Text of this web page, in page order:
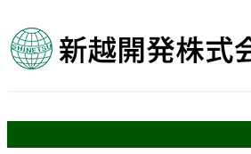
ン
テ
ン
キ
ビ
ゲ
ー
に